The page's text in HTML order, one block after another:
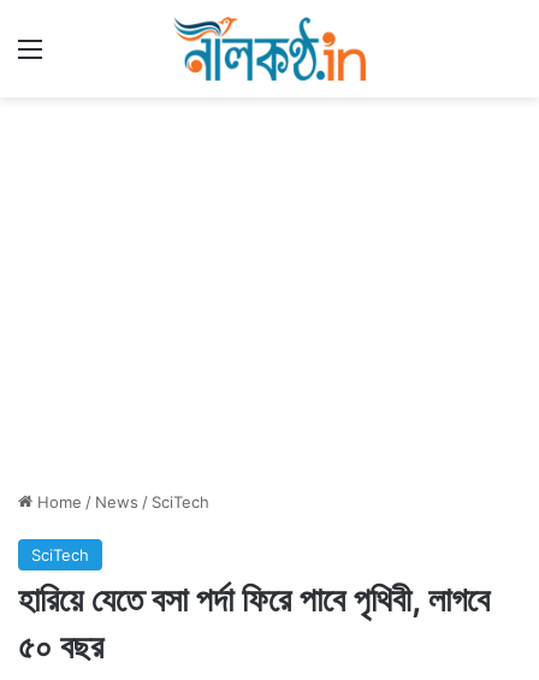
Home / News / SciTech
SciTech
হারিয়ে যেতে বসা পর্দা ফিরে পাবে পৃথিবী, লাগবে
৫০ বছর